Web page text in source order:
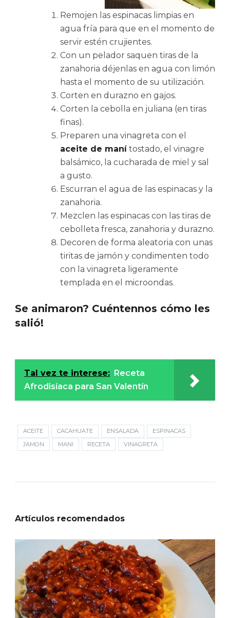
Remojen las espinacas limpias en
agua fría para que en el momento de
servir estén crujientes.
Con un pelador saquen tiras de la
zanahoria déjenlas en agua con limón
hasta el momento de su utilización.
Corten en durazno en gajos.
Corten la cebolla en juliana (en tiras
finas).
Preparen una vinagreta con el
aceite de manítostado, el vinagre
balsámico, la cucharada de miel y sal
a gusto.
Escurran el agua de las espinacas y la
zanahoria.
Mezclen las espinacas con las tiras de
cebolleta fresca, zanahoria y durazno.
Decoren de forma aleatoria con unas
tiritas de jamón y condimenten todo
con la vinagreta ligeramente
templada en el microondas.
Se animaron? Cuéntennos cómo les
salió!
Tal vez te interese: Receta
Afrodisíaca para San Valentín
ACEITE CACAHUATE ENSALADA
ESPINACAS
JAMON
MANI RECETA VINAGRETA
Artículos recomendados